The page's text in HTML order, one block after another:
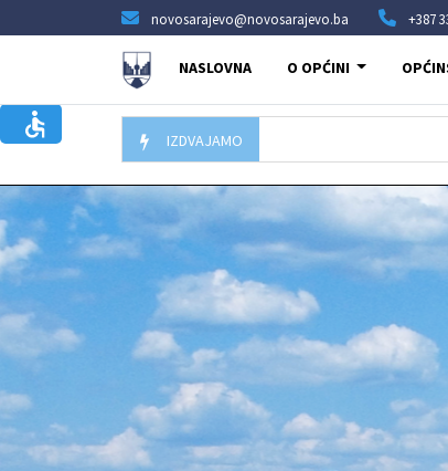
novosarajevo@novosarajevo.ba +387
NASLOVNA O OPĆINI
IZDVAJAMO